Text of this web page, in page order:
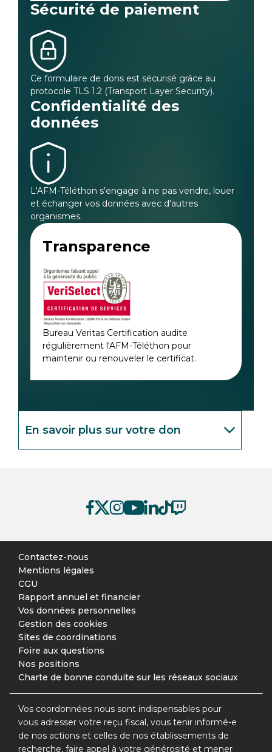
Sécurité de paiement
Ce formulaire de dons est sécurisé grâce au
protocole TLS 1.2 (Transport Layer Security).
Confidentialité des
données
L'AFM-Téléthon s'engage à ne pas vendre, louer
et échanger vos données avec d'autres
organismes.
Transparence
Bureau Veritas Certification audite
régulièrement l'AFM-Téléthon pour
maintenir ou renouveler le certificat.
En savoir plus sur votre don
Contactez-nous
Mentions légales
CGU
Rapport annuel et financier
Vos données personnelles
Gestion des cookies
Sites de coordinations
Foire aux questions
Nos positions
Charte de bonne conduite sur les réseaux sociaux
Vos coordonnées nous sont indispensables pour
vous adresser votre reçu fiscal, vous tenir informé-e
de nos actions et celles de nos établissements de
recherche, faire appel à votre générosité et mener